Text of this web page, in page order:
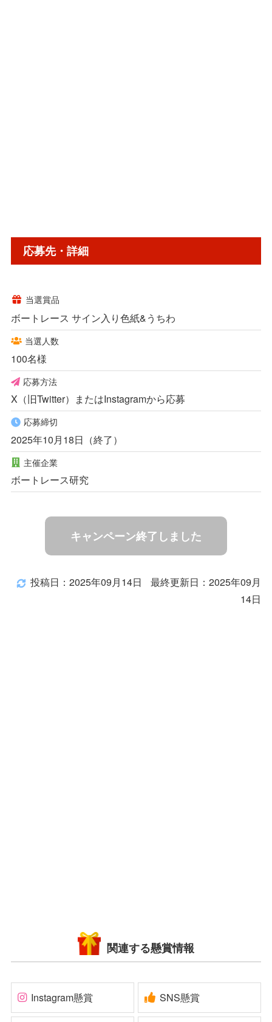
応募先・詳細
当選賞品
ボートレース サイン入り色紙&うちわ
当選人数
100名様
応募方法
X（旧Twitter）またはInstagramから応募
応募締切
2025年10月18日（終了）
主催企業
ボートレース研究
キャンペーン終了しました
投稿日：2025年09月14日
最終更新日：2025年09月
14日
関連する懸賞情報
Instagram懸賞 SNS懸賞